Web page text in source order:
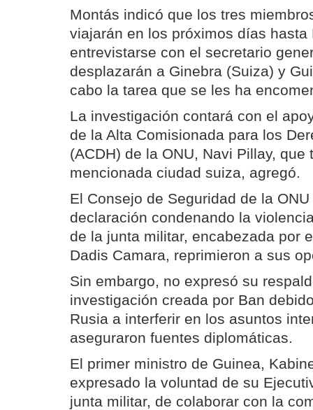
Montás indicó que los tres
viajarán en los próximos días hasta
entrevistarse con el secretario
desplazarán a Ginebra (Suiza) y
cabo la tarea que se les ha
La investigación contará con el
de la Alta Comisionada para los
(ACDH) de la ONU, Navi Pillay,
mencionada ciudad suiza, agregó.
El Consejo de Seguridad de la
declaración condenando la
de la junta militar, encabezada por
Dadis Camara, reprimieron a sus
Sin embargo, no expresó su
investigación creada por Ban
Rusia a interferir en los asuntos
aseguraron fuentes diplomáticas.
El primer ministro de Guinea,
expresado la voluntad de su
junta militar, de colaborar con la